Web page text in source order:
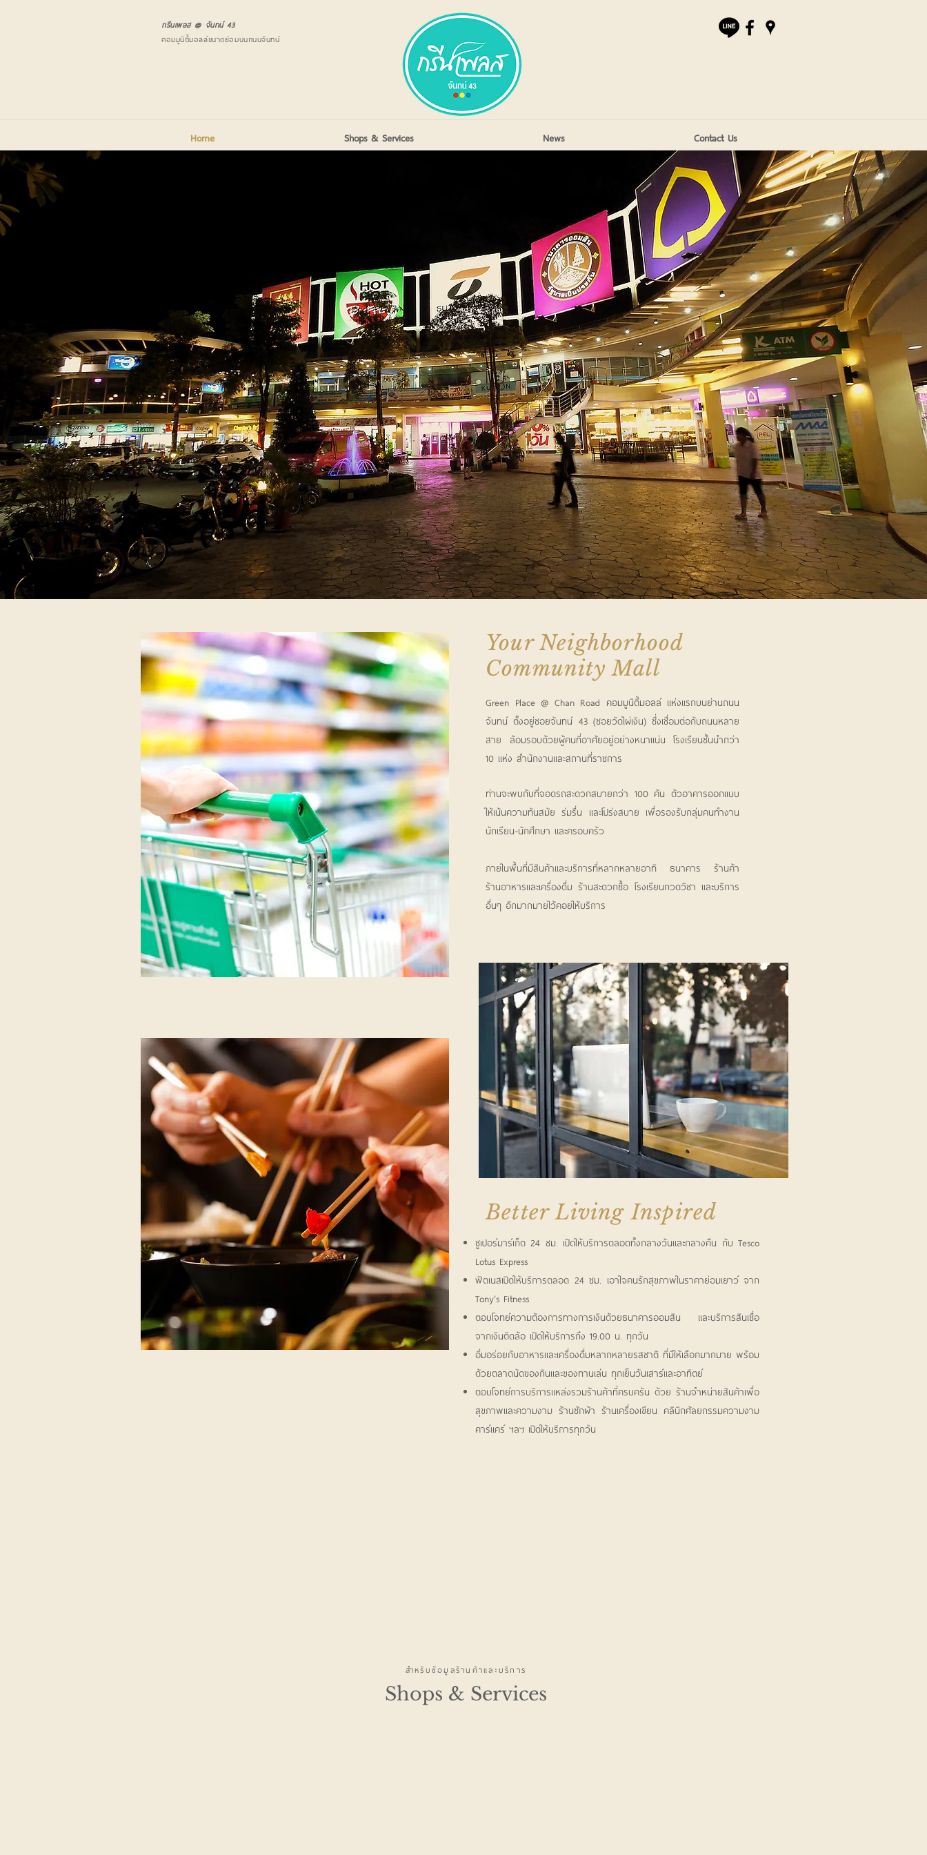
กรีนเพลส @ จันทน์ 43
คอมมูนิตี้มอลล์ขนาดย่อมบนถนนจันทน์
Home Shops & Services News Contact Us
Your Neighborhood
Community Mall
Green Place @ Chan Road คอมมูนิตี้มอลล์ แห่งแรกบนย่านถนน
จันทน์ ตั้งอยู่ซอยจันทน์ 43 (ซอยวัดไผ่เงิน) ซึ่งเชื่อมต่อกับถนนหลาย
สาย ล้อมรอบด้วยผู้คนที่อาศัยอยู่อย่างหนาแน่น โรงเรียนชั้นนำกว่า
10 แห่ง สำนักงานและสถานที่ราชการ
ท่านจะพบกับที่จอดรถสะดวกสบายกว่า 100 คัน ตัวอาคารออกแบบ
ให้เน้นความทันสมัย ร่มรื่น และโปร่งสบาย เพื่อรองรับกลุ่มคนทำงาน
นักเรียน-นักศึกษา และครอบครัว
ภายในพื้นที่มีสินค้าและบริการที่หลากหลายอาทิ ธนาคาร ร้านค้า
ร้านอาหารและเครื่องดื่ม ร้านสะดวกซื้อ โรงเรียนกวดวิชา และบริการ
อื่นๆ อีกมากมายไว้คอยให้บริการ
Better Living Inspired
ซูเปอร์มาร์เก็ต 24 ชม. เปิดให้บริการตลอดทั้งกลางวันและกลางคืน กับ Tesco
Lotus Express
ฟิตเนสเปิดให้บริการตลอด 24 ชม. เอาใจคนรักสุขภาพในราคาย่อมเยาว์ จาก
Tony’s Fitness
ตอบโจทย์ความต้องการทางการเงินด้วยธนาคารออมสิน และบริการสินเชื่อ
จากเงินติดล้อ เปิดให้บริการถึง 19.00 น. ทุกวัน
อิ่มอร่อยกับอาหารและเครื่องดื่มหลากหลายรสชาติ ที่มีให้เลือกมากมาย พร้อม
ด้วยตลาดนัดของกินและของทานเล่น ทุกเย็นวันเสาร์และอาทิตย์
ตอบโจทย์การบริการแหล่งรวมร้านค้าที่ครบครัน ด้วย ร้านจำหน่ายสินค้าเพื่อ
สุขภาพและความงาม ร้านซักผ้า ร้านเครื่องเขียน คลินิกศัลยกรรมความงาม
คาร์แคร์ ฯลฯ เปิดให้บริการทุกวัน
สำหรับข้อมูลร้านค้าและบริการ
Shops & Services